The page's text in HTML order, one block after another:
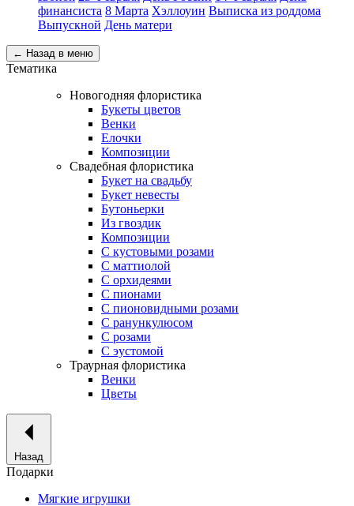
финансиста 8 Марта Хэллоуин Выписка из роддома
Выпускной День матери
← Назад в меню
Тематика
Новогодняя флористика
Букеты цветов
Венки
Елочки
Композиции
Свадебная флористика
Букет на свадьбу
Букет невесты
Бутоньерки
Из гвоздик
Композиции
С кустовыми розами
С маттиолой
С орхидеями
С пионами
С пионовидными розами
С ранункулюсом
С розами
С эустомой
Траурная флористика
Венки
Цветы
Назад
Подарки
Мягкие игрушки